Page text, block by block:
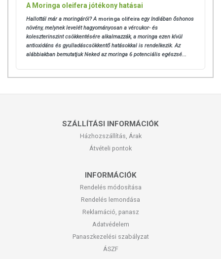
A Moringa oleifera jótékony hatásai
Hallottál már a moringáról? A moringa olifeira egy Indiában őshonos
növény, melynek levelét hagyományosan a vércukor- és
koleszterinszint csökkentésére alkalmazzák, a moringa ezen kívül
antioxidáns és gyulladáscsökkentő hatásokkal is rendelkezik. Az
alábbiakban bemutatjuk Neked az moringa 6 potenciális egészsé...
SZÁLLÍTÁSI INFORMÁCIÓK
Házhozszállítás, Árak
Átvételi pontok
INFORMÁCIÓK
Rendelés módosítása
Rendelés lemondása
Reklamáció, panasz
Adatvédelem
Panaszkezelési szabályzat
ÁSZF